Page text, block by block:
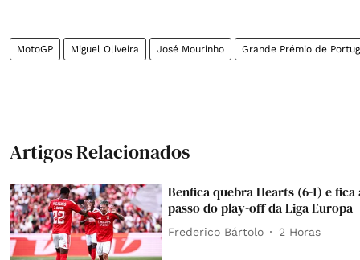
MotoGP Miguel Oliveira José Mourinho Grande Prémio de
Artigos Relacionados
Benfica quebra Hearts (6-1) e fica
passo do play-off da Liga Europa
Frederico Bártolo 2 Horas